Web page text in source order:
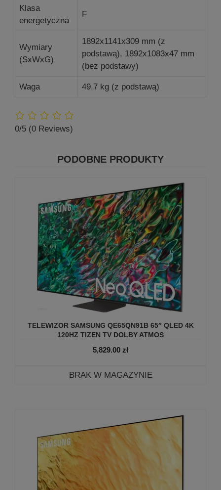
Klasa
energetyczna
F
Wymiary
(SxWxG)
1892x1141x309 mm (z
podstawą), 1892x1083x47 mm
(bez podstawy)
Waga 49.7 kg (z podstawą)
0/5 (0 Reviews)
PODOBNE PRODUKTY
TELEWIZOR SAMSUNG QE65QN91B 65″ QLED 4K
120HZ TIZEN TV DOLBY ATMOS
5,829.00 zł
BRAK W MAGAZYNIE